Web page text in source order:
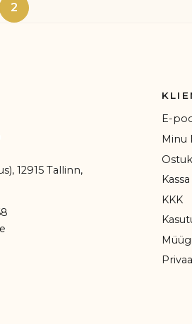
2
12915 Tallinn,
E-
Minu
Kassa
KKK